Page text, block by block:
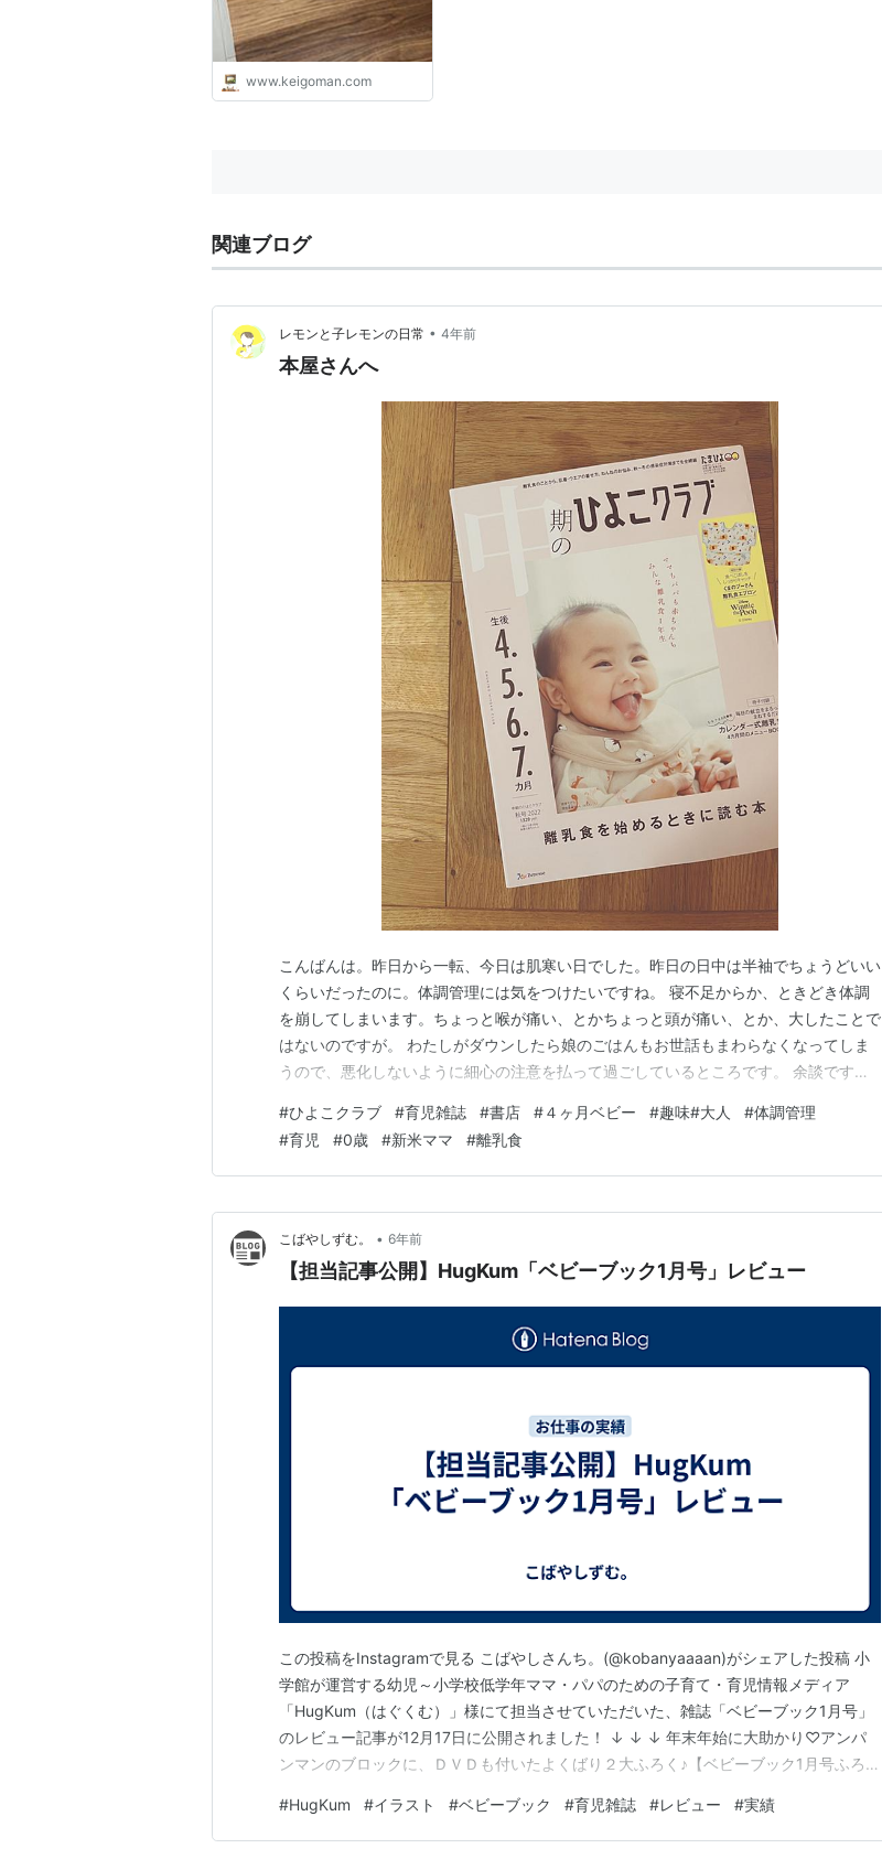
www.keigoman.com
関連ブログ
レモンと子レモンの日常 • 4年前
本屋さんへ
こんばんは。昨日から一転、今日は肌寒い日でした。昨日の日中は半袖でちょうどいい
くらいだったのに。体調管理には気をつけたいですね。 寝不足からか、ときどき体調
を崩してしまいます。ちょっと喉が痛い、とかちょっと頭が痛い、とか、大したことで
はないのですが。 わたしがダウンしたら娘のごはんもお世話もまわらなくなってしま
うので、悪化しないように細心の注意を払って過ごしているところです。 余談です
は５年以上前w 健康ってほんとにありがたい！ 今日も今日とて、娘とベビーカーでお
出かけをしました。 これは別日。今日はもうちょっと厚手…
#ひよこクラブ #育児雑誌 #書店 #４ヶ月ベビー #趣味#大人 #体調管理
#育児 #0歳 #新米ママ #離乳食
こばやしずむ。 • 6年前
【担当記事公開】HugKum「ベビーブック1月号」レビュー
この投稿をInstagramで見る こばやしさんち。(@kobanyaaaan)がシェアした投稿 小
学館が運営する幼児～小学校低学年ママ・パパのための子育て・育児情報メディア
「HugKum（はぐくむ）」様にて担当させていただいた、雑誌「ベビーブック1月号」
のレビュー記事が12月17日に公開されました！ ↓ ↓ ↓ 年末年始に大助かり♡アンパ
ンマンのブロックに、ＤＶＤも付いたよくばり２大ふろく♪【ベビーブック1月号ふろ
していて、とても満足できる内容でした！ぜひ記事も読んで参考にしてみてください
ね…
#HugKum #イラスト #ベビーブック #育児雑誌 #レビュー #実績